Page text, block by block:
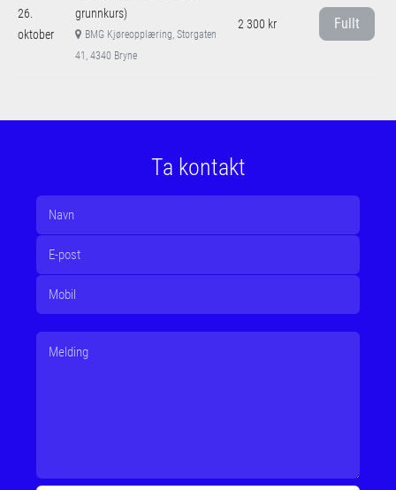
26.
oktober
grunnkurs)
BMG Kjøreopplæring, Storgaten
41, 4340 Bryne
2 300 kr Fullt
Ta kontakt